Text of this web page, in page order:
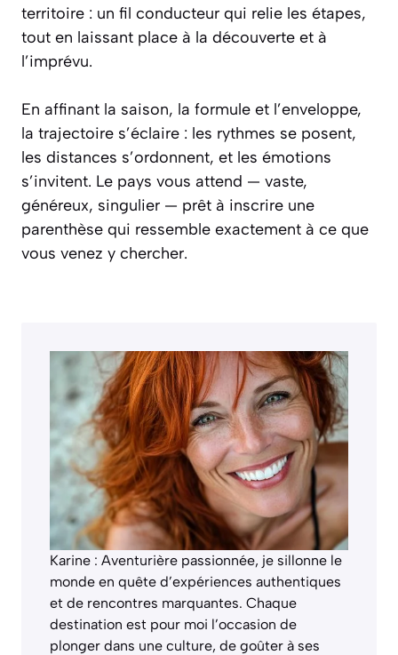
territoire : un fil conducteur qui relie les étapes,
tout en laissant place à la découverte et à
l’imprévu.
En affinant la saison, la formule et l’enveloppe,
la trajectoire s’éclaire : les rythmes se posent,
les distances s’ordonnent, et les émotions
s’invitent. Le pays vous attend — vaste,
généreux, singulier — prêt à inscrire une
parenthèse qui ressemble exactement à ce que
vous venez y chercher.
Karine : Aventurière passionnée, je sillonne le
monde en quête d’expériences authentiques
et de rencontres marquantes. Chaque
destination est pour moi l’occasion de
plonger dans une culture, de goûter à ses